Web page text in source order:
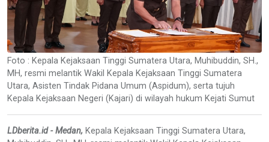
Foto : Kepala Kejaksaan Tinggi Sumatera Utara, Muhibuddin, SH.,
MH, resmi melantik Wakil Kepala Kejaksaan Tinggi Sumatera
Utara, Asisten Tindak Pidana Umum (Aspidum), serta tujuh
Kepala Kejaksaan Negeri (Kajari) di wilayah hukum Kejati Sumut
LDberita.id - Medan, Kepala Kejaksaan Tinggi Sumatera Utara,